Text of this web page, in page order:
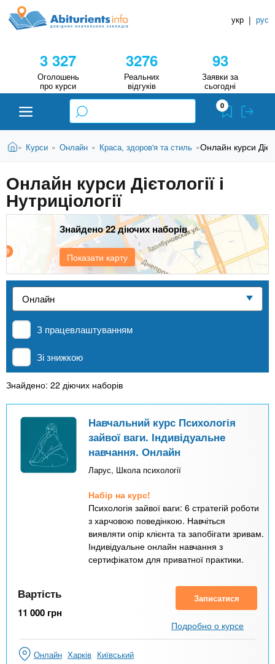
д
A
i
t
u
r
i
e
n
t
s
.
i
n
о
н
к
Н
в
ч
а
ь
и
л
а
д
3 327
Оголошень
про курси
3276
Реальних
відгуків
93
Заявки за
сьогодні
укр | рус
Абітурієнту
ЗВО (ВНЗ)
Коледжі
Курси
MBA
Онлайн курси
За кордоном
0
В
т
у
т
Головна
» Курси » Онлайн » Краса, здоров'я та стиль »Онлайн курси
Онлайн курси Дієтології і
Нутриціології
Показати карту
Знайдено 22 діючих наборів
З працевлаштуванням
Зі знижкою
Знайдено: 22 діючих наборів
Навчальний курс Психологія
зайвої ваги. Індивідуальне
навчання. Онлайн
Ларус, Школа психології
Набір на курс!
Психологія зайвої ваги: 6 стратегій роботи
з харчовою поведінкою. Навчіться
виявляти опір клієнта та запобігати зривам.
Індивідуальне онлайн навчання з
сертифікатом для приватної практики.
Вартість
11 000 грн
Записатися
Подробно о курсе
Онлайн Харків Київський